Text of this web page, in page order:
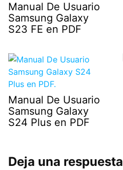
Manual De Usuario
Samsung Galaxy
S23 FE en PDF
Manual De Usuario
Samsung Galaxy
S24 Plus en PDF
Deja una respuesta